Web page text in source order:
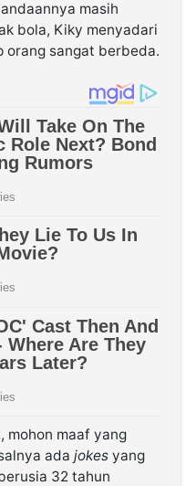
masih
bola, Kiky menyadari
orang sangat berbeda.
mohon maaf yang
ada jokes yang
32 tahun